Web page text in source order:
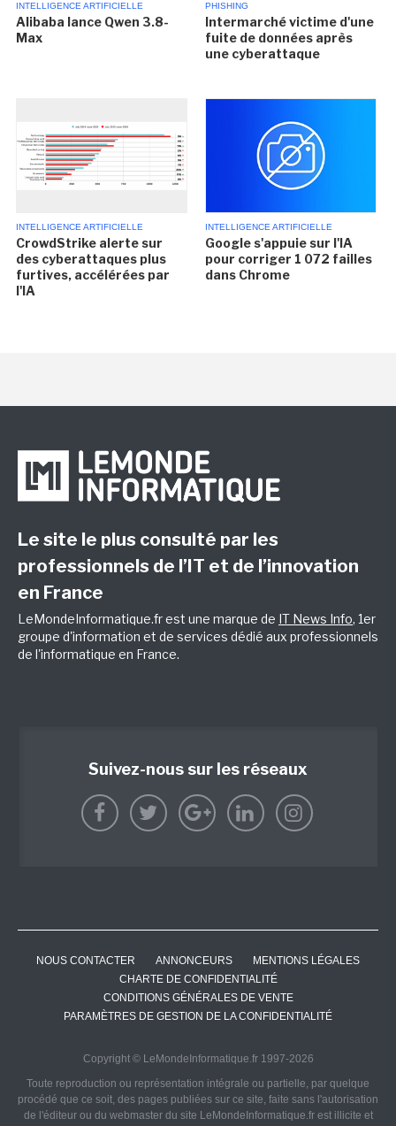
INTELLIGENCE ARTIFICIELLE
Alibaba lance Qwen 3.8-
Max
PHISHING
Intermarché victime d'une
fuite de données après
une cyberattaque
INTELLIGENCE ARTIFICIELLE
CrowdStrike alerte sur
des cyberattaques plus
furtives, accélérées par
l'IA
INTELLIGENCE ARTIFICIELLE
Google s'appuie sur l'IA
pour corriger 1 072 failles
dans Chrome
Le site le plus consulté par les
professionnels de l’IT et de l’innovation
en France
LeMondeInformatique.fr est une marque de IT News Info, 1er
groupe d'information et de services dédié aux professionnels
de l'informatique en France.
Suivez-nous sur les réseaux
NOUS CONTACTER ANNONCEURS
MENTIONS LÉGALES
CHARTE DE CONFIDENTIALITÉ
CONDITIONS GÉNÉRALES DE VENTE
PARAMÈTRES DE GESTION DE LA CONFIDENTIALITÉ
Copyright © LeMondeInformatique.fr 1997-2026
Toute reproduction ou représentation intégrale ou partielle, par quelque
procédé que ce soit, des pages publiées sur ce site, faite sans l'autorisation
de l'éditeur ou du webmaster du site LeMondeInformatique.fr est illicite et